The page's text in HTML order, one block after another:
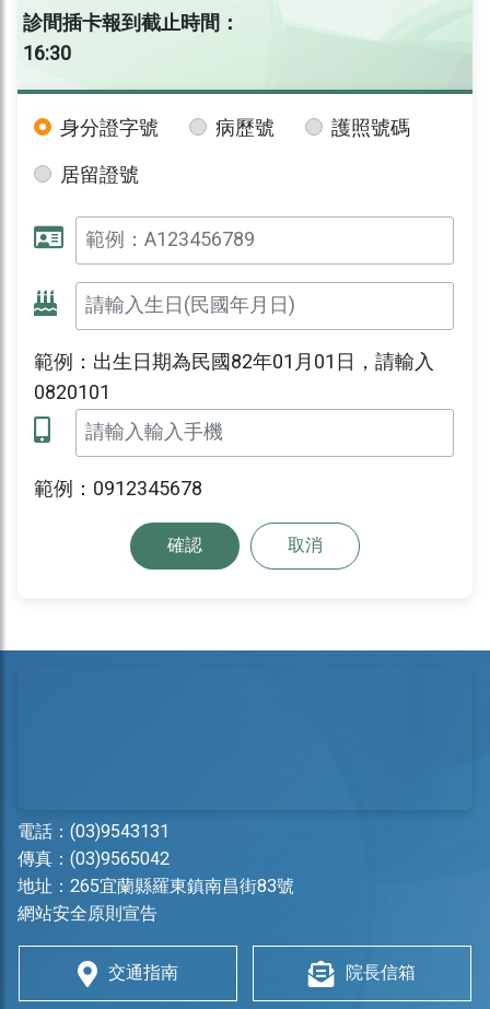
診間插卡報到截止時間：
16:30
身分證字號 病歷號
護照號碼
居留證號
範例：出生日期為民國82年01月01日，請輸入
0820101
範例：0912345678
確認 取消
電話： (03)9543131
傳真：(03)9565042
地址： 265宜蘭縣羅東鎮南昌街83號
網站安全原則宣告
交通指南 院長信箱